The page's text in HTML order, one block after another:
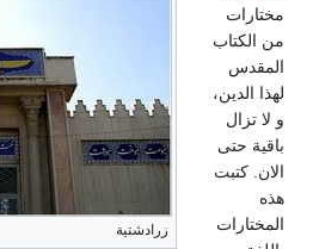
زرادشتية
مختارات
من الكتاب
المقدس
لهذا الدين،
و لا تزال
باقية حتى
الان. كتبت
هذه
المختارات